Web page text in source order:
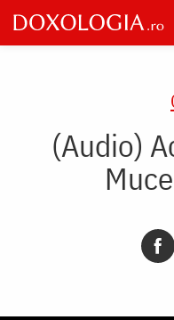
Skip
to
main
(Audio)